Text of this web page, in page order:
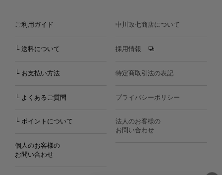
ご利用ガイド
└ 送料について
└ お支払い方法
└ よくあるご質問
└ ポイントについて
個人のお客様の
お問い合わせ
中川政七商店について
採用情報
特定商取引法の表記
プライバシーポリシー
法人のお客様の
お問い合わせ